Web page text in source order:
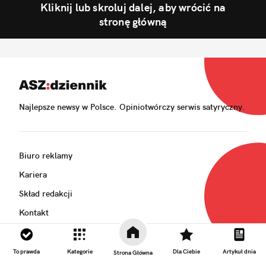
To prawda Kategorie Strona Główna Dla Ciebie Artykuł dnia
Kliknij lub skroluj dalej, aby wrócić na
stronę główną
Najlepsze newsy w Polsce. Opiniotwórczy serwis satyryczny.
Biuro reklamy
Kariera
Skład redakcji
Kontakt
Rozrywka
Newsroom